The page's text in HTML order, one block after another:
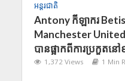
អន្តរជាតិ
​Antony កី​​ឡាករ
Manchester
បានផ្អាកពីការប្រកួត
1,372 Views 1 Min